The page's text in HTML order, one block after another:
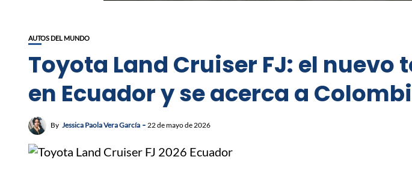
AUTOS DEL MUNDO
Toyota Land Cruiser FJ: el
en Ecuador y se acerca a
By Jessica Paola Vera García 22 de mayo de 2026